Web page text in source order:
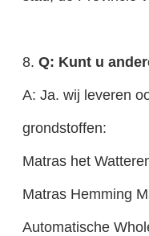
8. Q: Kunt u
A: Ja. wij leveren
grondstoffen:
Matras het
Matras Hemming
Automatische